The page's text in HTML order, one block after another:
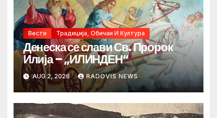
Вести Традиција, Обичаи И Култура
Денеска се слави Св. Пророк
Илија – „ИЛИНДЕН“
AUG 2, 2026 RADOVIS NEWS